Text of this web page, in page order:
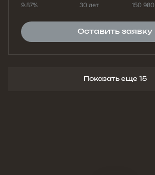
9.87%
30 лет
150 980
Оставить заявку
Показать еще 15